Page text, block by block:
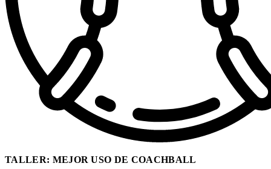
TALLER: MEJOR USO DE COACHBALL